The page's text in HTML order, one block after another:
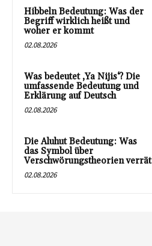
Hibbeln Bedeutung: Was der
Begriff wirklich heißt und
woher er kommt
02.08.2026
Was bedeutet ‚Ya Nijis‘? Die
umfassende Bedeutung und
Erklärung auf Deutsch
02.08.2026
Die Aluhut Bedeutung: Was
das Symbol über
Verschwörungstheorien verrät
02.08.2026